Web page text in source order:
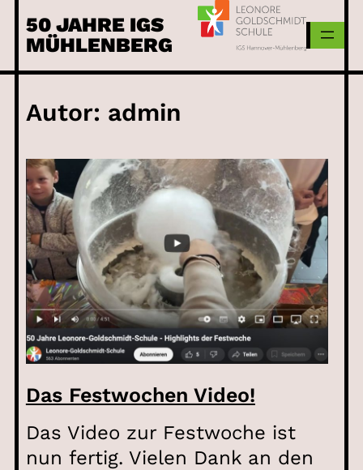
50 JAHRE IGS
MÜHLENBERG
Autor: admin
Das Festwochen Video!
Das Video zur Festwoche ist
nun fertig. Vielen Dank an den